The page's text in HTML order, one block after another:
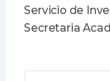
Servicio de
Secretaria